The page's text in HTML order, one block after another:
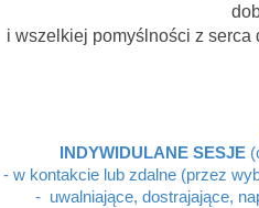
i wszelkiej pomyślności z
INDYWIDULANE SESJE
- w kontakcie lub zdalne (przez
- uwalniające, dostrajające,